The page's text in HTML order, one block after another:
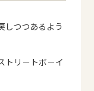
しつつあるよう
トリ－トボ－イ